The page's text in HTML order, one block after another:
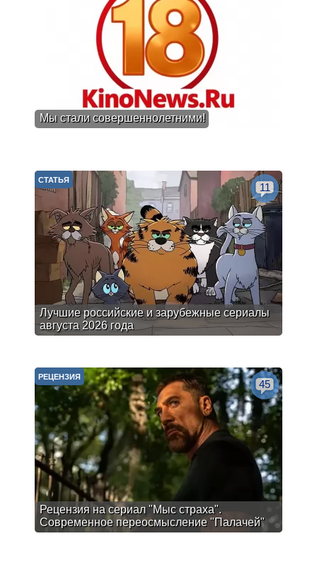
Мы стали совершеннолетними!
Лучшие российские и зарубежные сериалы
августа 2026 года
СТАТЬЯ
11
Рецензия на сериал "Мыс страха".
Современное переосмысление "Палачей"
РЕЦЕНЗИЯ
45